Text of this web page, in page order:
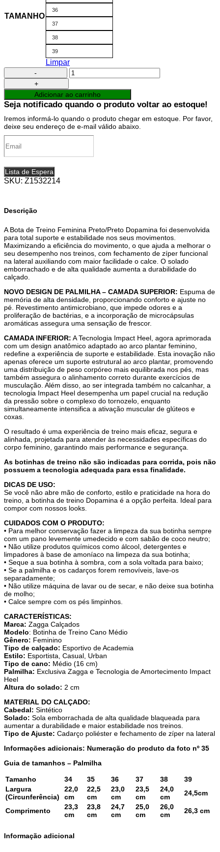
TAMANHO
36
37
38
39
Limpar
Bota
de
Treino
Feminina
Preto
Dopamina
quantidade
Adicionar ao carrinho
Seja notificado quando o produto voltar ao estoque!
Iremos informá-lo quando o produto chegar em estoque. Por favor,
deixe seu endereço de e-mail válido abaixo.
Lista de Espera
SKU: Z1532214
Descrição
A Bota de Treino Feminina Preto/Preto Dopamina foi desenvolvida
para total suporte e estabilidade nos seus movimentos.
Maximizando a eficiência do movimento, o que ajuda a melhorar o
seu desempenho nos treinos, com fechamento de zíper funcional
na lateral auxiliando com maior facilidade o calce. O solado
emborrachado e de alta qualidade aumenta a durabilidade do
calçado.
NOVO DESIGN DE PALMILHA – CAMADA SUPERIOR: Espuma de
memória de alta densidade, proporcionando conforto e ajuste no
pé. Revestimento antimicrobiano, que impede odores e a
proliferação de bactérias, e a incorporação de microcápsulas
aromáticas assegura uma sensação de frescor.
CAMADA INFERIOR: A Tecnologia Impact Heel, agora aprimorada
com um design anatômico adaptado ao arco plantar feminino,
redefine a experiência de suporte e estabilidade. Esta inovação não
apenas oferece um suporte estrutural ao arco plantar, promovendo
uma distribuição de peso corpóreo mais equilibrada nos pés, mas
também assegura o alinhamento correto durante exercícios de
musculação. Além disso, ao ser integrada também no calcanhar, a
tecnologia Impact Heel desempenha um papel crucial na redução
da pressão sobre o complexo do tornozelo, enquanto
simultaneamente intensifica a ativação muscular de glúteos e
coxas.
O resultado é uma experiência de treino mais eficaz, segura e
alinhada, projetada para atender às necessidades específicas do
corpo feminino, garantindo mais performance e segurança.
As botinhas de treino não são indicadas para corrida, pois não
possuem a tecnologia adequada para essa finalidade.
DICAS DE USO:
Se você não abre mão de conforto, estilo e praticidade na hora do
treino, a botinha de treino Dopamina é a opção perfeita. Ideal para
compor com nossos looks.
CUIDADOS COM O PRODUTO:
• Para melhor conservação fazer a limpeza da sua botinha sempre
com um pano levemente umedecido e com sabão de coco neutro;
• Não utilize produtos químicos como álcool, detergentes e
limpadores à base de amoníaco na limpeza da sua botinha;
• Seque a sua botinha à sombra, com a sola voltada para baixo;
• Se a palmilha e os cadarços forem removíveis, lave-os
separadamente;
• Não utilize máquina de lavar ou de secar, e não deixe sua botinha
de molho;
• Calce sempre com os pés limpinhos.
CARACTERÍSTICAS:
Marca: Zagga Calçados
Modelo: Botinha de Treino Cano Médio
Gênero: Feminino
Tipo de calçado: Esportivo de Academia
Estilo: Esportista, Casual, Urban
Tipo de cano: Médio (16 cm)
Palmilha: Exclusiva Zagga e Tecnologia de Amortecimento Impact
Heel
Altura do solado: 2 cm
MATERIAL DO CALÇADO:
Cabedal: Sintético
Solado: Sola emborrachada de alta qualidade blaqueada para
aumentar a durabilidade e maior estabilidade nos treinos.
Tipo de Ajuste: Cadarço poliéster e fechamento de zíper na lateral
Informações adicionais: Numeração do produto da foto nº 35
Guia de tamanhos – Palmilha
Tamanho 34 35 36 37 38
39
Largura
(Circunferência)
22,0
cm
22,5
cm
23,0
cm
23,5
cm
24,0
cm
24,5cm
Comprimento
23,3
cm
23,8
cm
24,7
cm
25,0
cm
26,0
cm
26,3 cm
Informação adicional